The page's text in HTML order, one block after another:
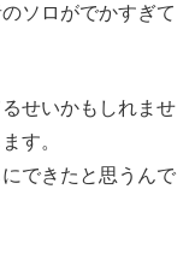
ソロがでかすぎて
せいかもしれませ
す。
できたと思うんで